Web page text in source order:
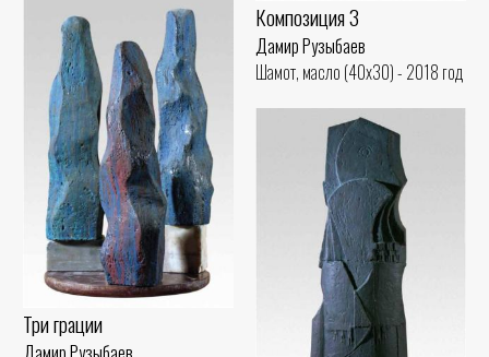
Композиция 3
Дамир Рузыбаев
Шамот, масло (40x30) - 2018 год
Три грации